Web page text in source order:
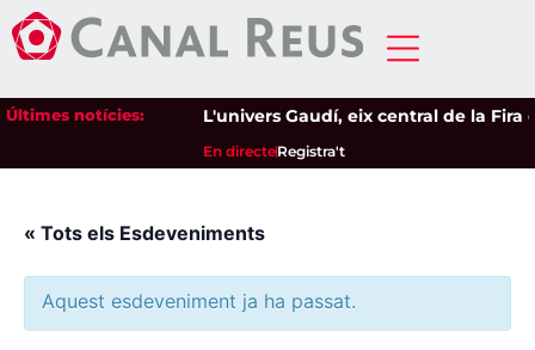
Últimes notícies: L'univers Gaudí, eix central de la Fira
En directeRegistra't
« Tots els Esdeveniments
Aquest esdeveniment ja ha passat.